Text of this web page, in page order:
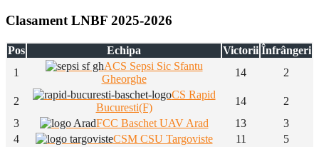
Clasament LNBF 2025-2026
Pos Echipa Victorii Înfrângeri
1
ACS Sepsi Sic Sfantu
Gheorghe
14 2
2
CS Rapid
Bucuresti(F)
14
2
3
FCC Baschet UAV Arad 13
3
4
CSM CSU Targoviste 11
5